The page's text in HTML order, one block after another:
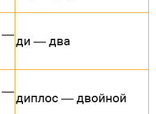
—ди — два
—диплос — двойной